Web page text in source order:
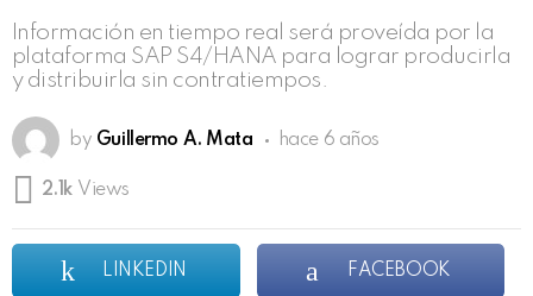
Información en tiempo real será proveída por la
plataforma SAP S4/HANA para lograr producirla
y distribuirla sin contratiempos.
by Guillermo A. Mata hace 6 años
2.1k Views
LINKEDIN FACEBOOK